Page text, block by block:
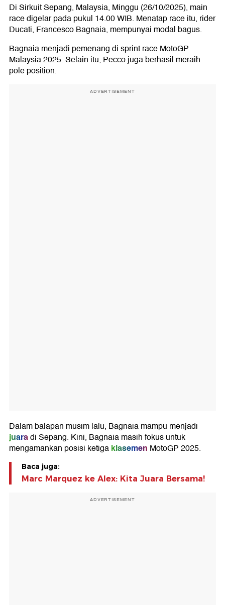
Di Sirkuit Sepang, Malaysia, Minggu (26/10/2025), main
race digelar pada pukul 14.00 WIB. Menatap race itu, rider
Ducati, Francesco Bagnaia, mempunyai modal bagus.
Bagnaia menjadi pemenang di sprint race MotoGP
Malaysia 2025. Selain itu, Pecco juga berhasil meraih
pole position.
ADVERTISEMENT
Dalam balapan musim lalu, Bagnaia mampu menjadi
juaradi Sepang. Kini, Bagnaia masih fokus untuk
mengamankan posisi ketigaklasemen MotoGP 2025.
Baca juga:
Marc Marquez ke Alex: Kita Juara Bersama!
ADVERTISEMENT